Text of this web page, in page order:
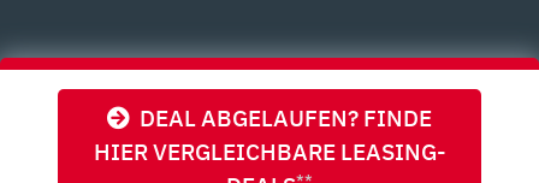
DEAL ABGELAUFEN? FINDE
HIER VERGLEICHBARE LEASING-